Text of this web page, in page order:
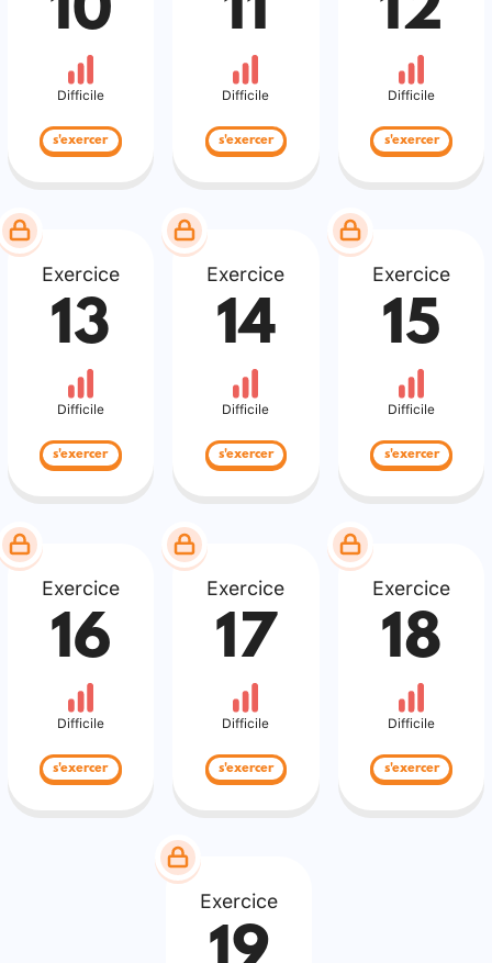
10
Difficile
s'exercer
11
Difficile
s'exercer
12
Difficile
s'exercer
Exercice
13
Difficile
s'exercer
Exercice
14
Difficile
s'exercer
Exercice
15
Difficile
s'exercer
Exercice
16
Difficile
s'exercer
Exercice
17
Difficile
s'exercer
Exercice
18
Difficile
s'exercer
Exercice